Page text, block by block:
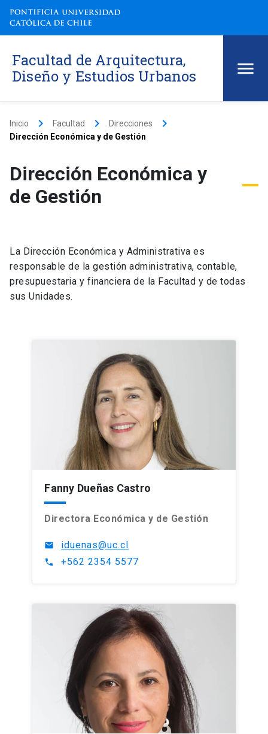
Facultad de Arquitectura,
Diseño y Estudios Urbanos
Inicio keyboard_arrow_right Facultad keyboard_arrow_right Direcciones keyboard_arrow_right
Dirección Económica y de Gestión
Dirección Económica y
de Gestión
La Dirección Económica y Administrativa es
responsable de la gestión administrativa, contable,
presupuestaria y financiera de la Facultad y de todas
sus Unidades.
Fanny Dueñas Castro
Directora Económica y de Gestión
mail iduenas@uc.cl
phone +562 2354 5577